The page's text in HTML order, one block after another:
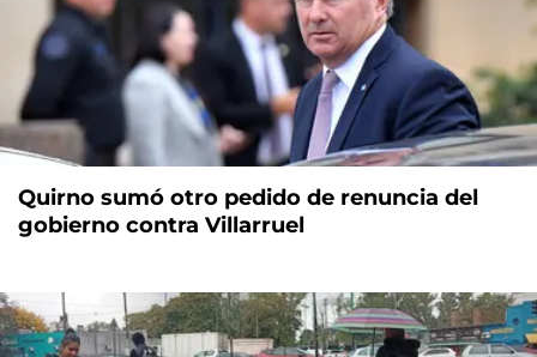
Quirno sumó otro pedido de renuncia del
gobierno contra Villarruel